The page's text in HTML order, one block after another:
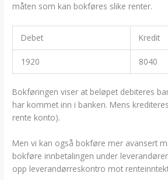
måten som kan bokføres slike renter.
Debet Kredit
1920 8040
Bokføringen viser at beløpet debiteres
har kommet inn i banken. Mens
rente konto).
Men vi kan også bokføre mer avansert
bokføre innbetalingen under
opp leverandørreskontro mot